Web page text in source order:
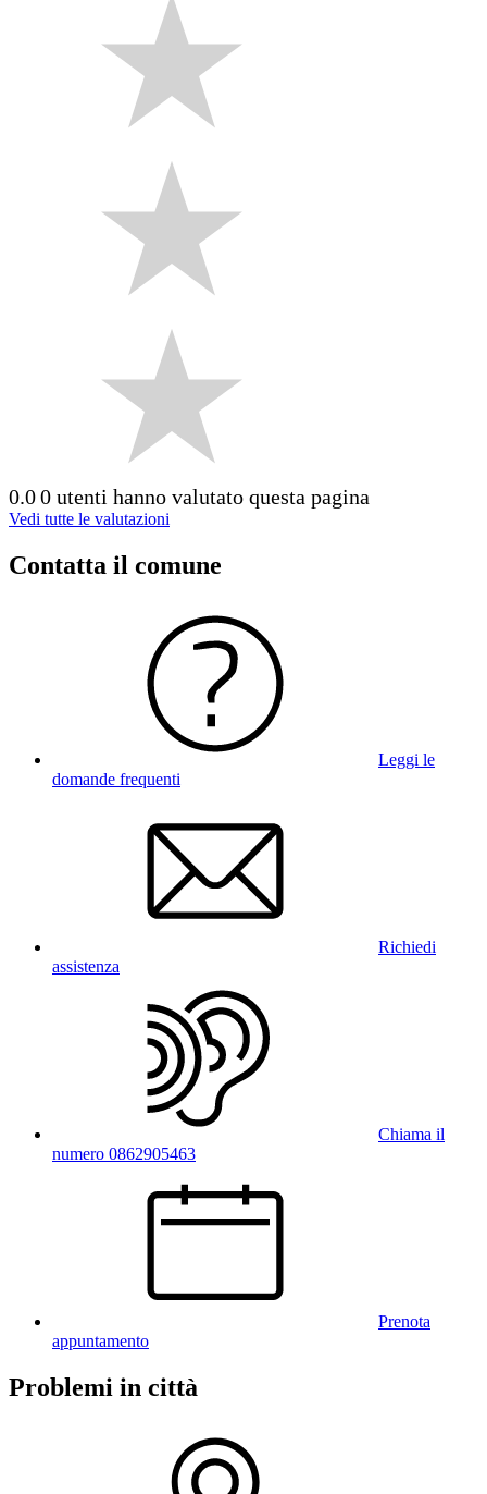
0.00 utenti hanno valutato questa pagina
Vedi tutte le valutazioni
Contatta il comune
Leggi le
domande frequenti
Richiedi
assistenza
Chiama il
numero 0862905463
Prenota
appuntamento
Problemi in città